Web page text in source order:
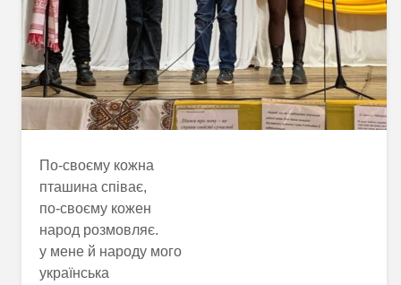
По-своєму кожна
пташина співає,
по-своєму кожен
народ розмовляє.
у мене й народу мого
українська